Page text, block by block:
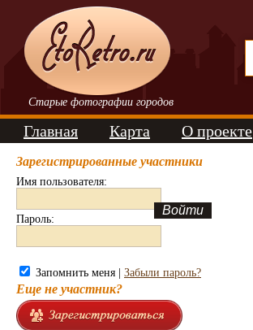
Старые фотографии городов
Главная Карта О проекте
Зарегистрированные участники
Имя пользователя:
Пароль:
Запомнить меня | Забыли пароль?
Еще не участник?